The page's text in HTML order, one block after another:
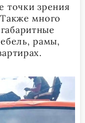
точки зрения
много
рамы,